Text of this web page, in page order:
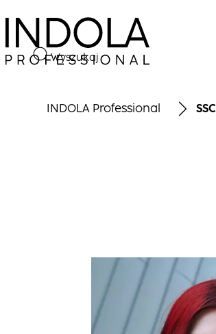
Wyszukaj
INDOLA Professional